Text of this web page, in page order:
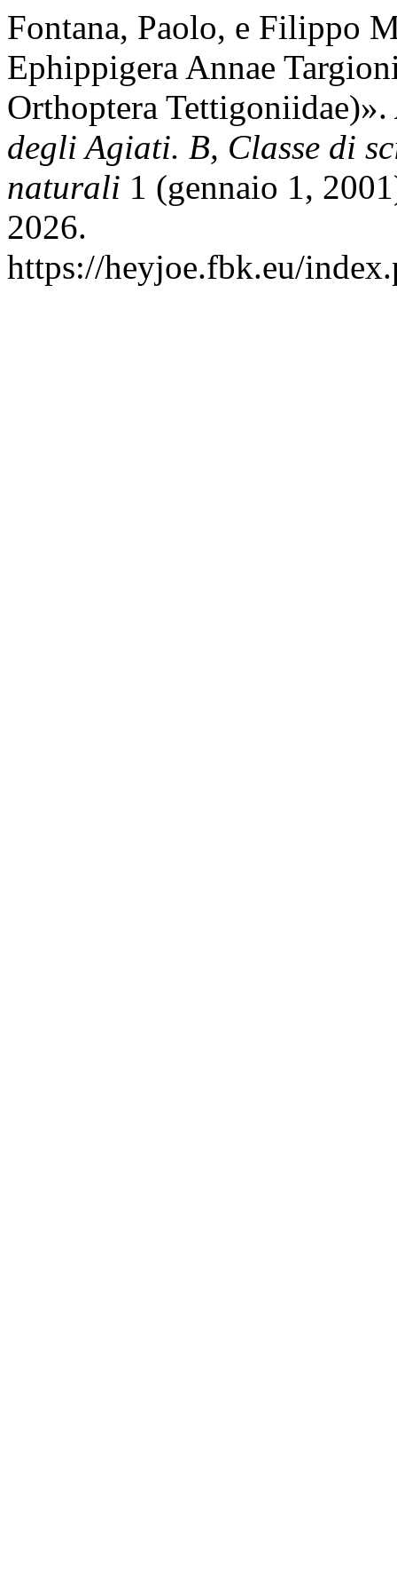
Fontana, Paolo, e Filippo
Ephippigera Annae
Orthoptera Tettigoniidae)».
degli Agiati. B, Classe di
naturali 1 (gennaio 1,
2026.
https://heyjoe.fbk.eu/